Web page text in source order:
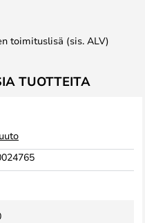
toimituslisä (sis. ALV)
TUOTTEITA